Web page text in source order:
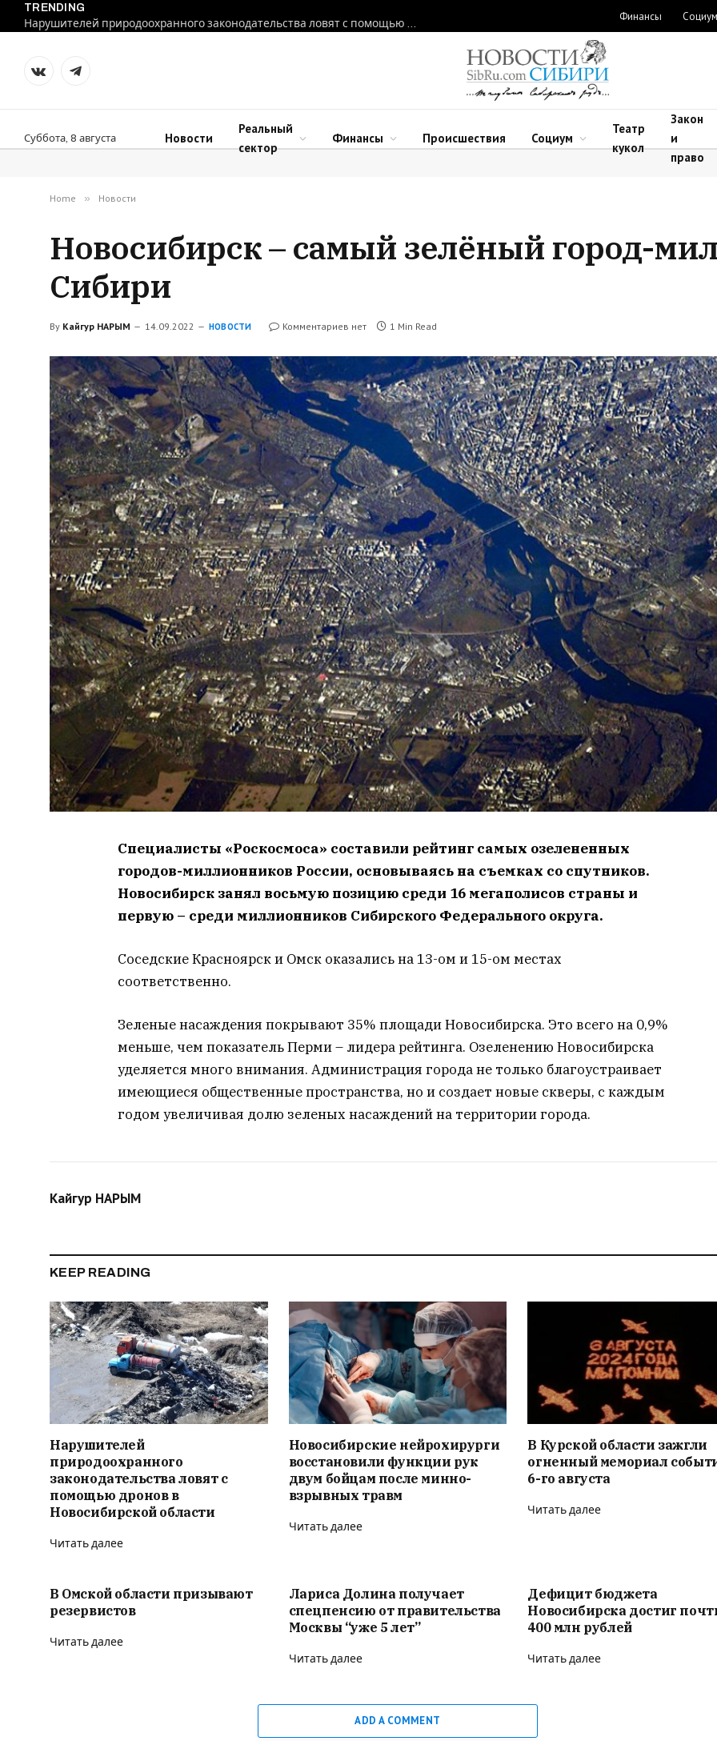
TRENDING
Нарушителей природоохранного законодательства ловят с помощью дронов в Новосибирской области
Финансы Социум
VKontakteTelegram
Суббота, 8 августа Новости
Реальный
сектор
Финансы Происшествия Социум
Театр
кукол
Закон
и
право
Home » Новости
Новосибирск – самый зелёный город-
Сибири
By Кайгур НАРЫМ 14.09.2022 НОВОСТИ Комментариев нет 1 Min Read
Специалисты «Роскосмоса» составили рейтинг самых озелененных
городов-миллионников России, основываясь на съемках со спутников.
Новосибирск занял восьмую позицию среди 16 мегаполисов страны и
первую – среди миллионников Сибирского Федерального округа.
Соседские Красноярск и Омск оказались на 13-ом и 15-ом местах
соответственно.
Зеленые насаждения покрывают 35% площади Новосибирска. Это всего на 0,9%
меньше, чем показатель Перми – лидера рейтинга. Озеленению Новосибирска
уделяется много внимания. Администрация города не только благоустраивает
имеющиеся общественные пространства, но и создает новые скверы, с каждым
годом увеличивая долю зеленых насаждений на территории города.
Кайгур НАРЫМ
KEEP READING
Нарушителей
природоохранного
законодательства ловят с
помощью дронов в
Новосибирской области
Читать далее
Новосибирские нейрохирурги
восстановили функции рук
двум бойцам после минно-
взрывных травм
Читать далее
В Курской области зажгли
огненный мемориал
6-го августа
Читать далее
В Омской области призывают
резервистов
Читать далее
Лариса Долина получает
спецпенсию от правительства
Москвы “уже 5 лет”
Читать далее
Дефицит бюджета
Новосибирска достиг
400 млн рублей
Читать далее
ADD A COMMENT